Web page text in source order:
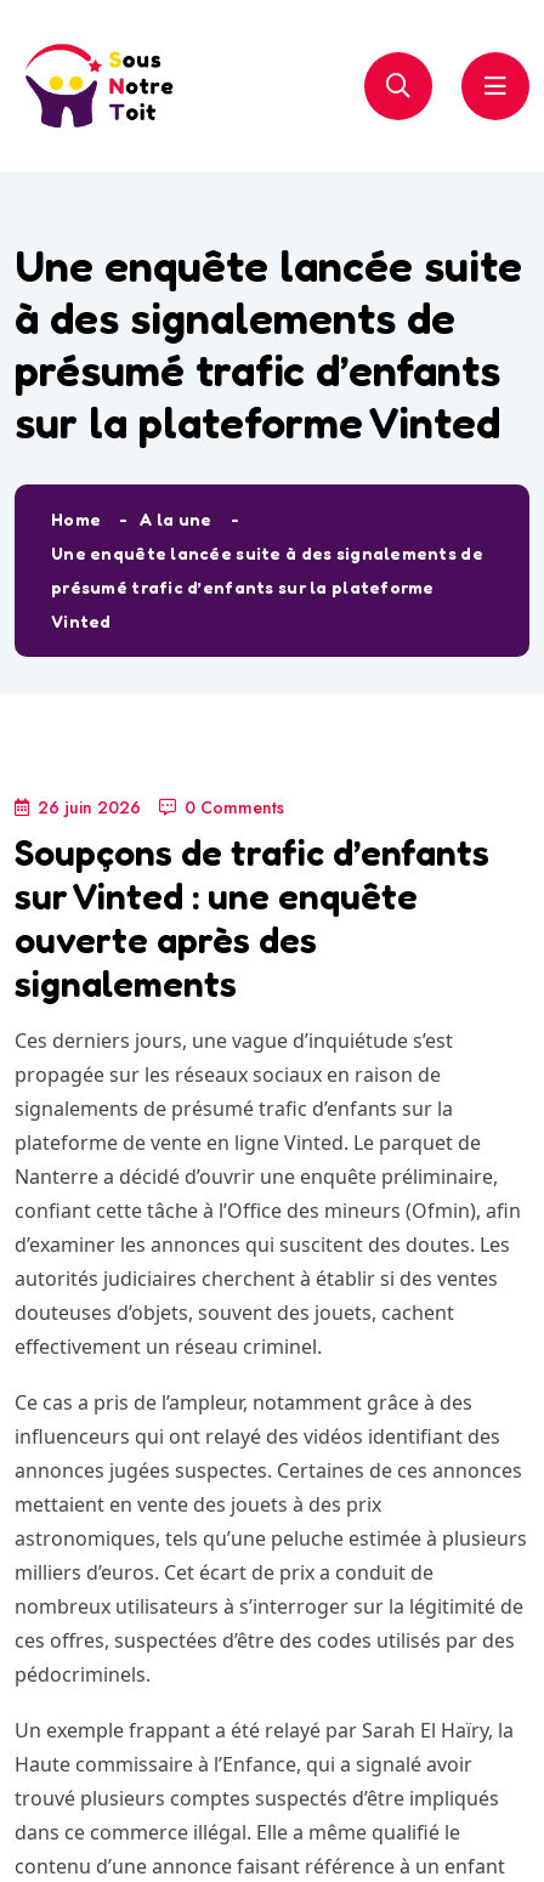
Une enquête lancée suite
à des signalements de
présumé trafic d’enfants
sur la plateforme Vinted
Home
A la une
Une enquête lancée suite à des signalements de
présumé trafic d’enfants sur la plateforme
Vinted
26 juin 2026 0 Comments
Soupçons de trafic d’enfants
sur Vinted : une enquête
ouverte après des
signalements
Ces derniers jours, une vague d’inquiétude s’est
propagée sur les réseaux sociaux en raison de
signalements de présumé trafic d’enfants sur la
plateforme de vente en ligne Vinted. Le parquet de
Nanterre a décidé d’ouvrir une enquête préliminaire,
confiant cette tâche à l’Office des mineurs (Ofmin), afin
d’examiner les annonces qui suscitent des doutes. Les
autorités judiciaires cherchent à établir si des ventes
douteuses d’objets, souvent des jouets, cachent
effectivement un réseau criminel.
Ce cas a pris de l’ampleur, notamment grâce à des
influenceurs qui ont relayé des vidéos identifiant des
annonces jugées suspectes. Certaines de ces annonces
mettaient en vente des jouets à des prix
astronomiques, tels qu’une peluche estimée à plusieurs
milliers d’euros. Cet écart de prix a conduit de
nombreux utilisateurs à s’interroger sur la légitimité de
ces offres, suspectées d’être des codes utilisés par des
pédocriminels.
Un exemple frappant a été relayé par Sarah El Haïry, la
Haute commissaire à l’Enfance, qui a signalé avoir
trouvé plusieurs comptes suspectés d’être impliqués
dans ce commerce illégal. Elle a même qualifié le
contenu d’une annonce faisant référence à un enfant